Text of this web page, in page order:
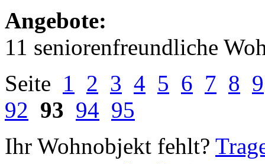
Angebote:
11 seniorenfreundliche
Seite 1 2 3 4 5 6 7 8 9
92 93 94 95
Ihr Wohnobjekt fehlt?